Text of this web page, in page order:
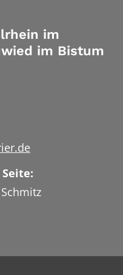
im
im Bistum